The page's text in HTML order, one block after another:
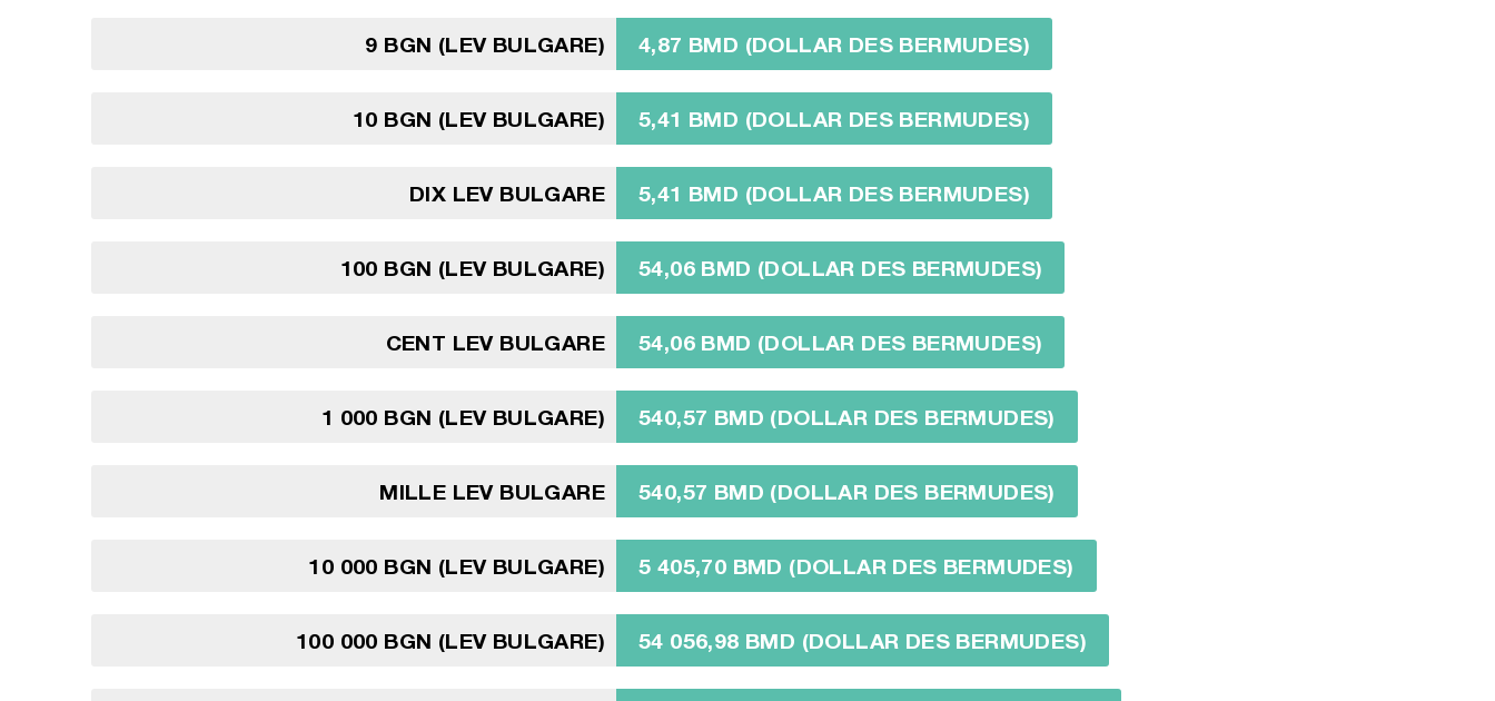
9 BGN (LEV BULGARE) 4,87 BMD (DOLLAR DES BERMUDES)
10 BGN (LEV BULGARE) 5,41 BMD (DOLLAR DES BERMUDES)
DIX LEV BULGARE 5,41 BMD (DOLLAR DES BERMUDES)
100 BGN (LEV BULGARE) 54,06 BMD (DOLLAR DES BERMUDES)
CENT LEV BULGARE 54,06 BMD (DOLLAR DES BERMUDES)
1 000 BGN (LEV BULGARE) 540,57 BMD (DOLLAR DES BERMUDES)
MILLE LEV BULGARE 540,57 BMD (DOLLAR DES BERMUDES)
10 000 BGN (LEV BULGARE) 5 405,70 BMD (DOLLAR DES BERMUDES)
100 000 BGN (LEV BULGARE) 54 056,98 BMD (DOLLAR DES BERMUDES)